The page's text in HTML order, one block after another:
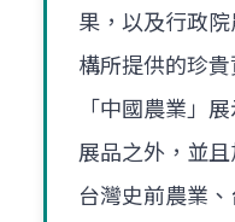
果，以及行政
構所提供的珍
「中國農業」
展品之外，並
台灣史前農業